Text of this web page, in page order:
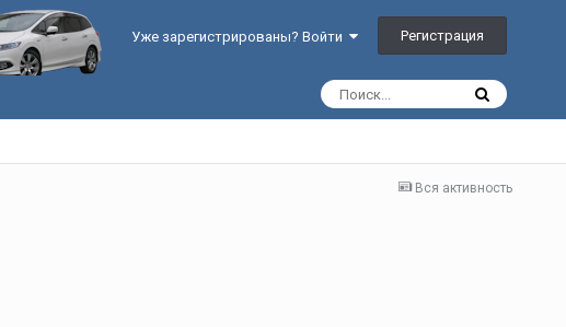
Уже зарегистрированы? Войти Регистрация
Вся активность